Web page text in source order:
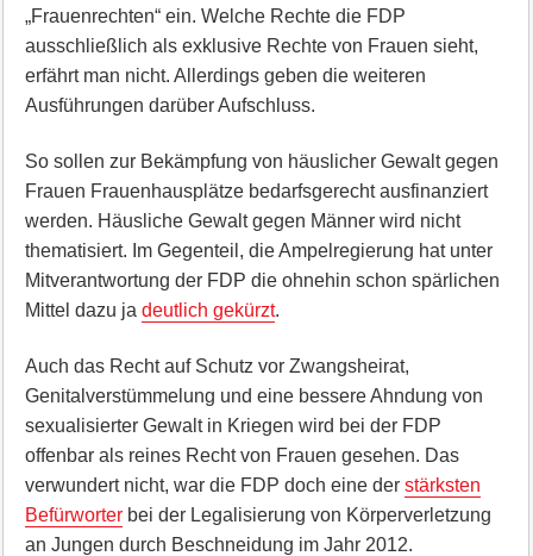
„Frauenrechten“ ein. Welche Rechte die FDP
ausschließlich als exklusive Rechte von Frauen sieht,
erfährt man nicht. Allerdings geben die weiteren
Ausführungen darüber Aufschluss.
So sollen zur Bekämpfung von häuslicher Gewalt gegen
Frauen Frauenhausplätze bedarfsgerecht ausfinanziert
werden. Häusliche Gewalt gegen Männer wird nicht
thematisiert. Im Gegenteil, die Ampelregierung hat unter
Mitverantwortung der FDP die ohnehin schon spärlichen
Mittel dazu ja deutlich gekürzt.
Auch das Recht auf Schutz vor Zwangsheirat,
Genitalverstümmelung und eine bessere Ahndung von
sexualisierter Gewalt in Kriegen wird bei der FDP
offenbar als reines Recht von Frauen gesehen. Das
verwundert nicht, war die FDP doch eine der stärksten
Befürworterbei der Legalisierung von Körperverletzung
an Jungen durch Beschneidung im Jahr 2012.